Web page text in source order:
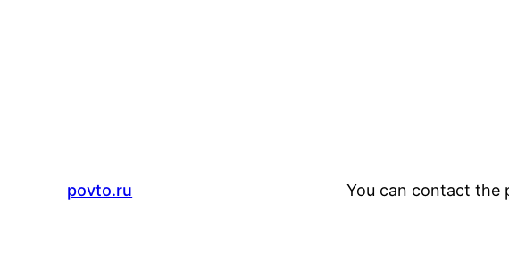
povto.ru You can contact the